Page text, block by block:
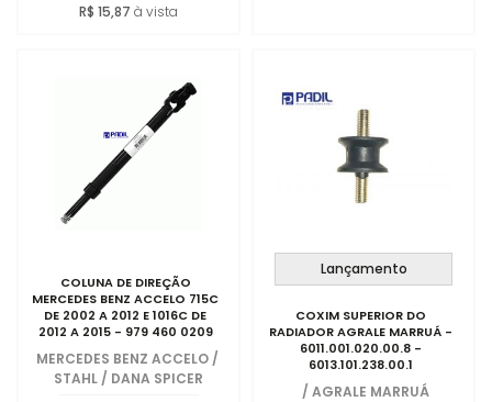
R$ 15,87 à vista
COLUNA DE DIREÇÃO
MERCEDES BENZ ACCELO 715C
DE 2002 A 2012 E 1016C DE
2012 A 2015 - 979 460 0209
MERCEDES BENZ ACCELO /
STAHL / DANA SPICER
Lançamento
COXIM SUPERIOR DO
RADIADOR AGRALE MARRUÁ -
6011.001.020.00.8 -
6013.101.238.00.1
/ AGRALE MARRUÁ